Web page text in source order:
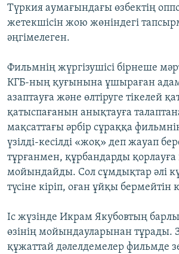
Түркия аумағындағы өзбектің
жетекшісін жою жөніндегі
әңгімелеген.
Фильмнің жүргізушісі бірнеше
КГБ-ның қуғынына ұшыраған
азаптауға және өлтіруге тікелей
қатыспағанын анықтауға
мақсаттағы әрбір сұраққа
үзілді-кесілді «жоқ» деп жауап
тұрғанмен, құрбандарды қорлауға
мойындайды. Сол сұмдықтар әлі
түсіне кіріп, оған ұйқы бермейтін
Іс жүзінде Икрам Якубовтың
өзінің мойындауларынан тұрады.
құжаттай дәлелдемелер фильмде